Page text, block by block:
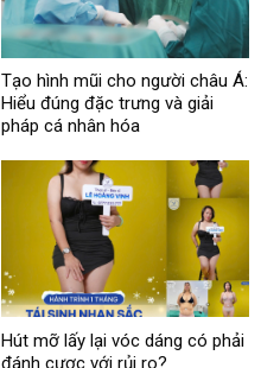
Tạo hình mũi cho người châu Á:
Hiểu đúng đặc trưng và giải
pháp cá nhân hóa
Hút mỡ lấy lại vóc dáng có phải
đánh cược với rủi ro?